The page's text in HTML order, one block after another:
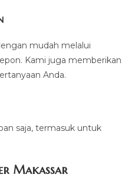
mudah melalui
Kami juga memberikan
Anda.
saja, termasuk untuk
Makassar